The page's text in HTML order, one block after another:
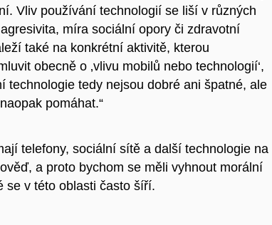
Vliv používání technologií se liší v různých
míra sociální opory či zdravotní
také na konkrétní aktivitě, kterou
obecně o ‚vlivu mobilů nebo technologií‘,
technologie tedy nejsou dobré ani špatné, ale
pomáhat.“
telefony, sociální sítě a další technologie na
a proto bychom se měli vyhnout morální
se v této oblasti často šíří.